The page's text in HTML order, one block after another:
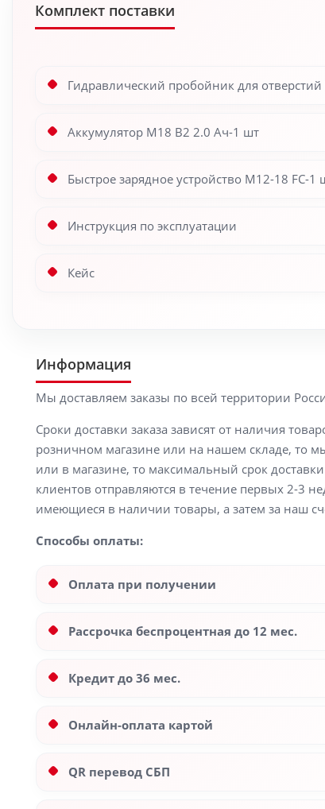
Комплект поставки
Гидравлический пробойник для
Аккумулятор M18 B2 2.0 Ач-1 шт
Быстрое зарядное устройство M12-18 FC-1
Инструкция по эксплуатации
Кейс
Информация
Мы доставляем заказы по всей территории
Сроки доставки заказа зависят от наличия
розничном магазине или на нашем складе, то
или в магазине, то максимальный срок
клиентов отправляются в течение первых 2-3
имеющиеся в наличии товары, а затем за наш
Способы оплаты:
Оплата при получении
Рассрочка беспроцентная до 12 мес.
Кредит до 36 мес.
Онлайн-оплата картой
QR перевод СБП